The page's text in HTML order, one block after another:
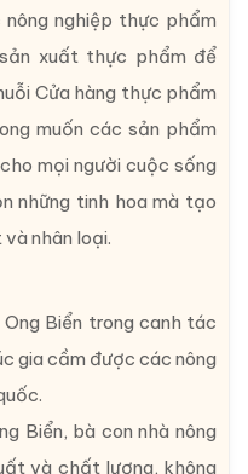
nghiệp thực phẩm
xuất thực phẩm để
Cửa hàng thực phẩm
muốn các sản phẩm
mọi người cuộc sống
những tinh hoa mà tạo
nhân loại.
Biển trong canh tác
gia cầm được các nông
Biển, bà con nhà nông
và chất lượng, không